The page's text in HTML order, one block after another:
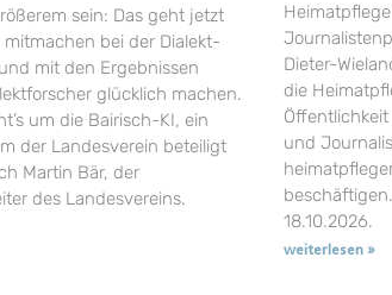
sein: Das geht jetzt
bei der Dialekt-
mit den Ergebnissen
glücklich machen.
um die Bairisch-KI, ein
der Landesverein beteiligt
Martin Bär, der
des Landesvereins.
Dieter-
die
und
18.10.2026.
weiterlesen »